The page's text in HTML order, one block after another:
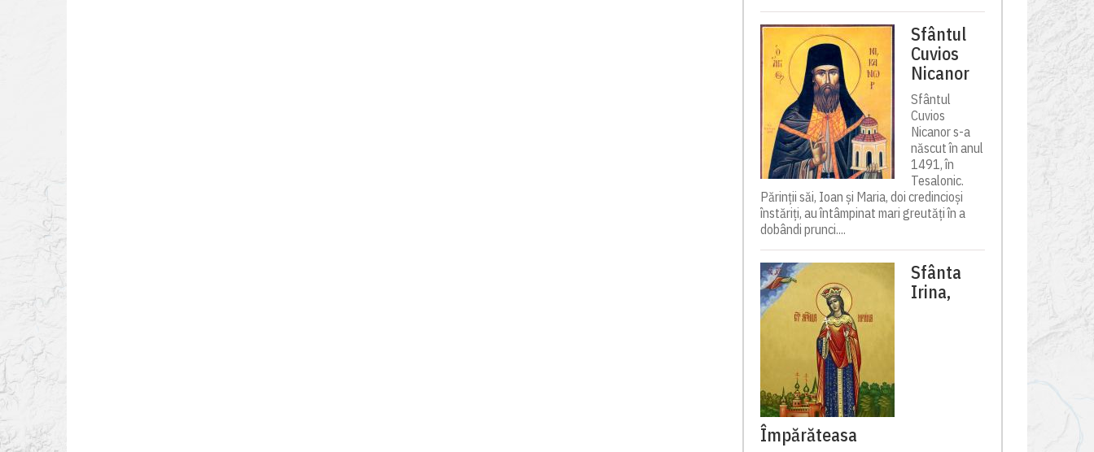
Sfântul
Cuvios
Nicanor
Sfântul
Cuvios
Nicanor s-a
născut în anul
1491, în
Tesalonic.
Părinții săi, Ioan și Maria, doi credincioși
înstăriți, au întâmpinat mari greutăți în a
dobândi prunci....
Sfânta
Irina,
Împărăteasa